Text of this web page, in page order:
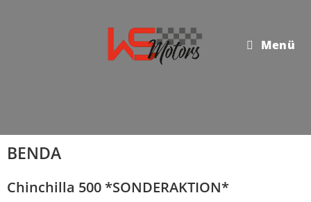
Menü
BENDA
Chinchilla 500 *SONDERAKTION*